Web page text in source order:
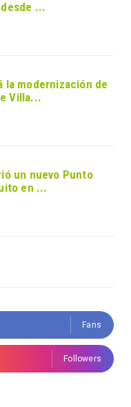
...
la modernización de
Villa...
un nuevo Punto
en ...
Fans
Followers